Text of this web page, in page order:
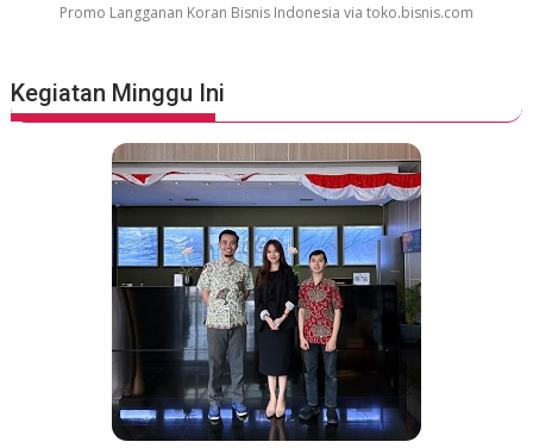
Promo Langganan Koran Bisnis Indonesia via toko.bisnis.com
Kegiatan Minggu Ini